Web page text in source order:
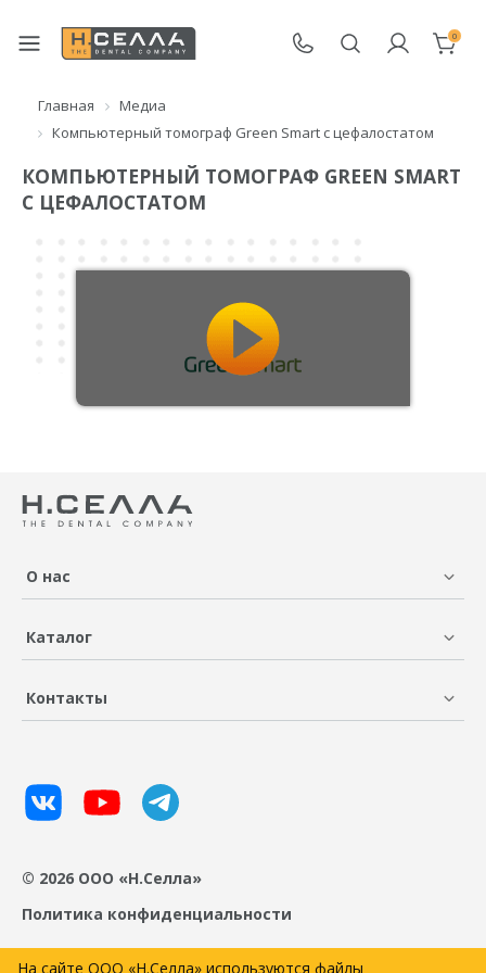
0
Главная
Медиа
Компьютерный томограф Green Smart с цефалостатом
КОМПЬЮТЕРНЫЙ ТОМОГРАФ GREEN SMART
С ЦЕФАЛОСТАТОМ
О нас
Каталог
Контакты
© 2026 ООО «Н.Селла»
Политика конфиденциальности
На сайте ООО «Н.Селла» используются файлы